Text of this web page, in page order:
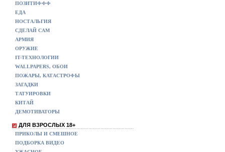
ПОЗИТИФФФ
ЕДА
НОСТАЛЬГИЯ
СДЕЛАЙ САМ
АРМИЯ
ОРУЖИЕ
IT-ТЕХНОЛОГИИ
WALLPAPERS, ОБОИ
ПОЖАРЫ, КАТАСТРОФЫ
ЗАГАДКИ
ТАТУИРОВКИ
КИТАЙ
ДЕМОТИВАТОРЫ
ДЛЯ ВЗРОСЛЫХ 18+
ПРИКОЛЫ И СМЕШНОЕ
ПОДБОРКА ВИДЕО